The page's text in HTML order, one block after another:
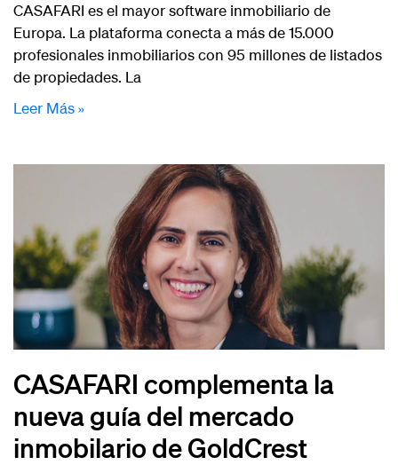
CASAFARI es el mayor software inmobiliario de
Europa. La plataforma conecta a más de 15.000
profesionales inmobiliarios con 95 millones de listados
de propiedades. La
Leer Más »
CASAFARI complementa la
nueva guía del mercado
inmobilario de GoldCrest